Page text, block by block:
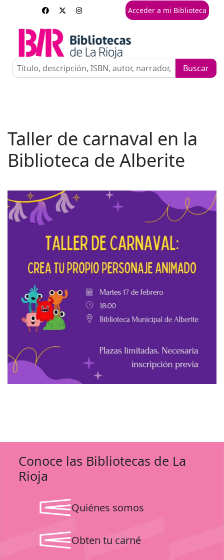
Acceder a mi Biblioteca
Taller de carnaval en la
Biblioteca de Alberite
Conoce las Bibliotecas de La
Rioja
Quiénes somos
Obten tu carné